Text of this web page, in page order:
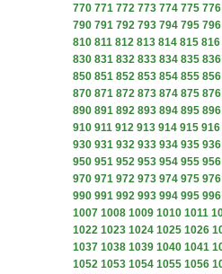
770 771 772 773 774 775 776
790 791 792 793 794 795 796
810 811 812 813 814 815 816
830 831 832 833 834 835 836
850 851 852 853 854 855 856
870 871 872 873 874 875 876
890 891 892 893 894 895 896
910 911 912 913 914 915 916
930 931 932 933 934 935 936
950 951 952 953 954 955 956
970 971 972 973 974 975 976
990 991 992 993 994 995 996
1007 1008 1009 1010 1011
1022 1023 1024 1025 1026
1037 1038 1039 1040 1041
1052 1053 1054 1055 1056